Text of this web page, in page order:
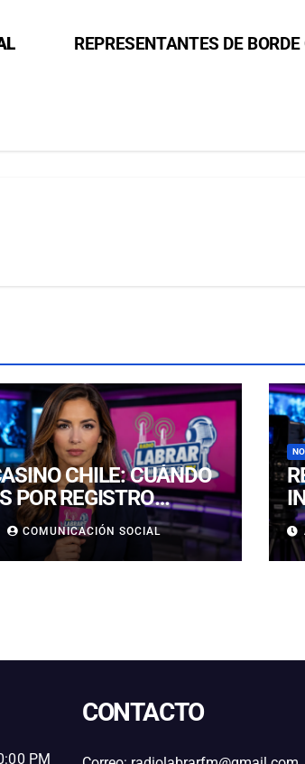
REPRESENTANTES DE
CHILE: CUÁNDO
POR REGISTRO
SIRVEN
COMUNICACIÓN SOCIAL
PM
CONTACTO